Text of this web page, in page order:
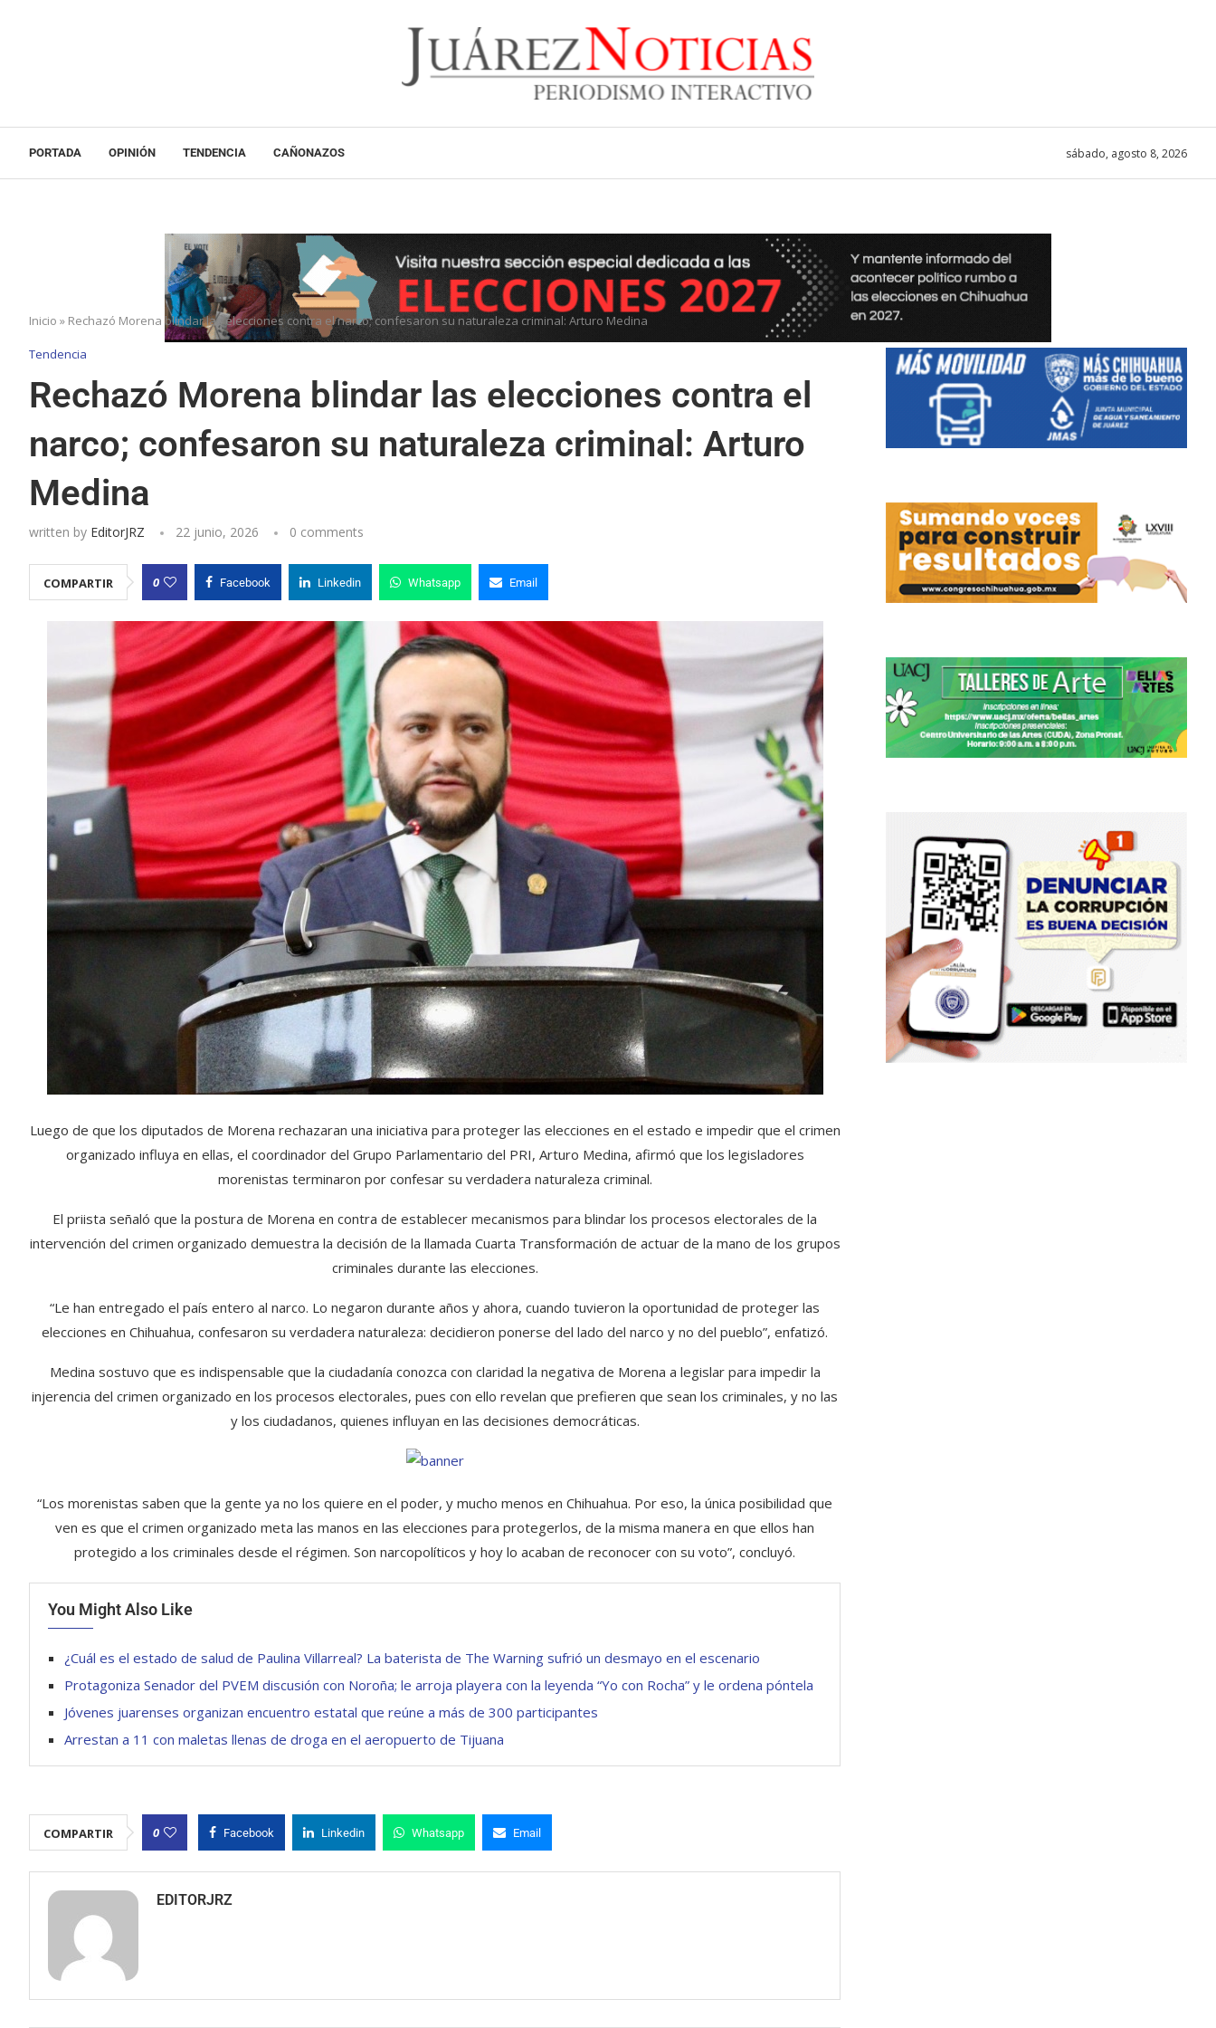
PORTADA OPINIÓN TENDENCIA CAÑONAZOS sábado, agosto 8, 2026
Inicio » Rechazó Morena blindar las elecciones contra el narco; confesaron su naturaleza criminal: Arturo Medina
Tendencia
Rechazó Morena blindar las elecciones contra el
narco; confesaron su naturaleza criminal: Arturo
Medina
written by EditorJRZ 22 junio, 2026 0 comments
COMPARTIR 0 Facebook Linkedin Whatsapp Email
Luego de que los diputados de Morena rechazaran una iniciativa para proteger las elecciones en el estado e impedir que el crimen
organizado influya en ellas, el coordinador del Grupo Parlamentario del PRI, Arturo Medina, afirmó que los legisladores
morenistas terminaron por confesar su verdadera naturaleza criminal.
El priista señaló que la postura de Morena en contra de establecer mecanismos para blindar los procesos electorales de la
intervención del crimen organizado demuestra la decisión de la llamada Cuarta Transformación de actuar de la mano de los grupos
criminales durante las elecciones.
“Le han entregado el país entero al narco. Lo negaron durante años y ahora, cuando tuvieron la oportunidad de proteger las
elecciones en Chihuahua, confesaron su verdadera naturaleza: decidieron ponerse del lado del narco y no del pueblo”, enfatizó.
Medina sostuvo que es indispensable que la ciudadanía conozca con claridad la negativa de Morena a legislar para impedir la
injerencia del crimen organizado en los procesos electorales, pues con ello revelan que prefieren que sean los criminales, y no las
y los ciudadanos, quienes influyan en las decisiones democráticas.
“Los morenistas saben que la gente ya no los quiere en el poder, y mucho menos en Chihuahua. Por eso, la única posibilidad que
ven es que el crimen organizado meta las manos en las elecciones para protegerlos, de la misma manera en que ellos han
protegido a los criminales desde el régimen. Son narcopolíticos y hoy lo acaban de reconocer con su voto”, concluyó.
You Might Also Like
¿Cuál es el estado de salud de Paulina Villarreal? La baterista de The Warning sufrió un desmayo en el escenario
Protagoniza Senador del PVEM discusión con Noroña; le arroja playera con la leyenda “Yo con Rocha” y le ordena póntela
Jóvenes juarenses organizan encuentro estatal que reúne a más de 300 participantes
Arrestan a 11 con maletas llenas de droga en el aeropuerto de Tijuana
COMPARTIR 0 Facebook Linkedin Whatsapp Email
EDITORJRZ